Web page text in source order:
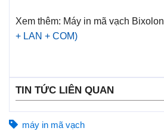
Xem thêm: Máy in mã vạch Bixolon
+ LAN + COM)
TIN TỨC LIÊN QUAN
máy in mã vạch